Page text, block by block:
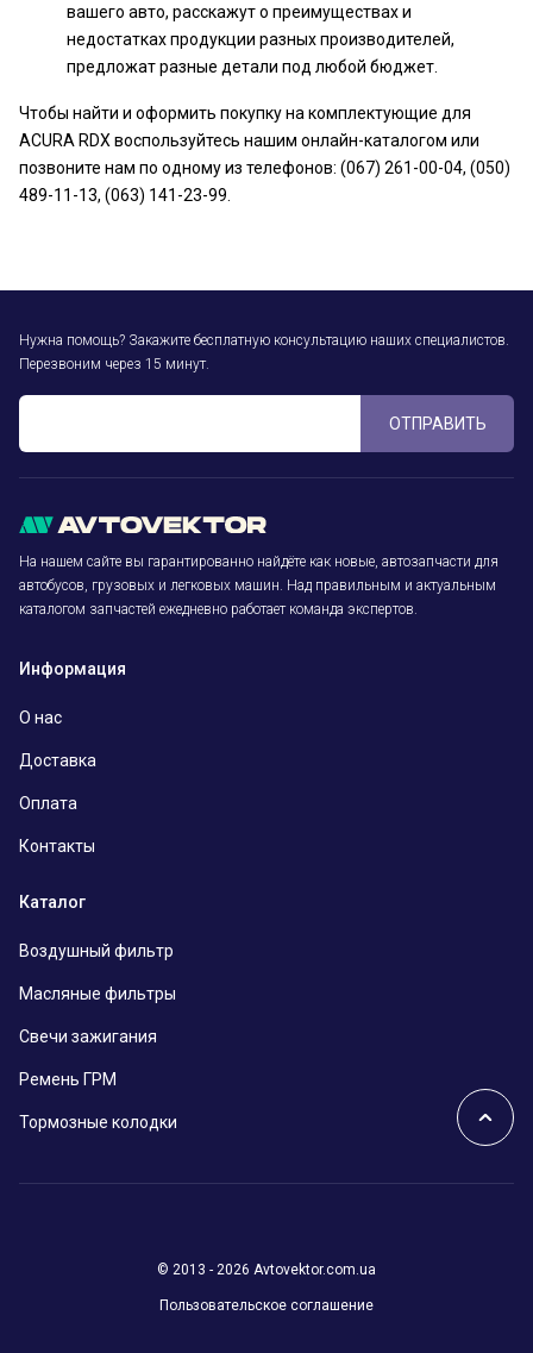
вашего авто, расскажут о преимуществах и
недостатках продукции разных производителей,
предложат разные детали под любой бюджет.
Чтобы найти и оформить покупку на комплектующие для
ACURA RDX воспользуйтесь нашим онлайн-каталогом или
позвоните нам по одному из телефонов: (067) 261-00-04, (050)
489-11-13, (063) 141-23-99.
Нужна помощь? Закажите бесплатную консультацию наших специалистов.
Перезвоним через 15 минут.
ОТПРАВИТЬ
На нашем сайте вы гарантированно найдёте как новые, автозапчасти для
автобусов, грузовых и легковых машин. Над правильным и актуальным
каталогом запчастей ежедневно работает команда экспертов.
Информация
О нас
Доставка
Оплата
Контакты
Каталог
Воздушный фильтр
Масляные фильтры
Свечи зажигания
Ремень ГРМ
Тормозные колодки
© 2013 - 2026 Avtovektor.com.ua
Пользовательское соглашение